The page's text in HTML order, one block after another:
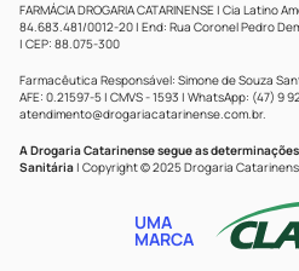
FARMÁCIA DROGARIA CATARINENSE | Cia Latino
84.683.481/0012-20 | End: Rua Coronel Pedro
| CEP: 88.075-300
Farmacêutica Responsável: Simone de Souza
AFE: 0.21597-5 | CMVS - 1593 | WhatsApp: (47) 9
atendimento@drogariacatarinense.com.br.
A Drogaria Catarinense segue as
Sanitária | Copyright © 2025 Drogaria
UMA
MARCA